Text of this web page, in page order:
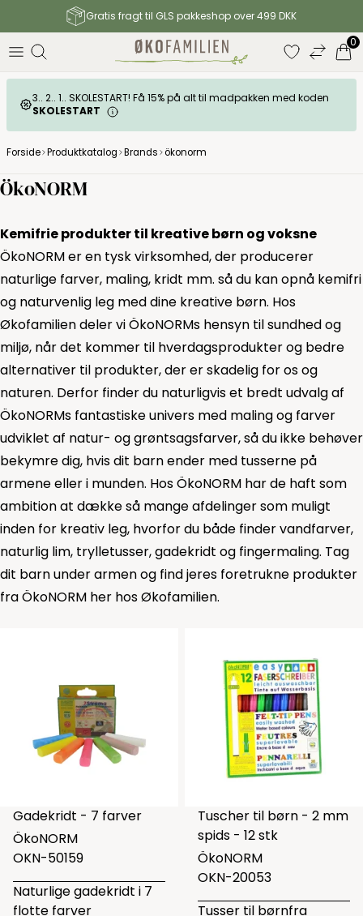
Gratis fragt til GLS pakkeshop over 499 DKK
0
3.. 2.. 1.. SKOLESTART! Få 15% på alt til madpakken med koden
SKOLESTART
Forside Produktkatalog Brands ökonorm
ÖkoNORM
Kemifrie produkter til kreative børn og voksne
ÖkoNORM er en tysk virksomhed, der producerer
naturlige farver, maling, kridt mm. så du kan opnå kemifri
og naturvenlig leg med dine kreative børn. Hos
Økofamilien deler vi ÖkoNORMs hensyn til sundhed og
miljø, når det kommer til hverdagsprodukter og bedre
alternativer til produkter, der er skadelig for os og
naturen. Derfor finder du naturligvis et bredt udvalg af
ÖkoNORMs fantastiske univers med maling og farver
udviklet af natur- og grøntsagsfarver, så du ikke behøver
bekymre dig, hvis dit barn ender med tusserne på
armene eller i munden. Hos ÖkoNORM har de haft som
ambition at dække så mange afdelinger som muligt
inden for kreativ leg, hvorfor du både findervandfarver,
naturlig lim, trylletusser,gadekridt og fingermaling. Tag
dit barn under armen og find jeres foretrukne produkter
fra ÖkoNORM her hos Økofamilien.
Gadekridt - 7 farver
ÖkoNORM
OKN-50159
Naturlige gadekridt i 7
flotte farver
Tuscher til børn - 2 mm
spids - 12 stk
ÖkoNORM
OKN-20053
Tusser til børnfra